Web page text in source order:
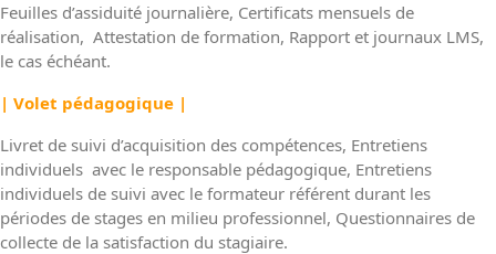
Feuilles d’assiduité journalière, Certificats mensuels de
réalisation, Attestation de formation, Rapport et journaux LMS,
le cas échéant.
| Volet pédagogique |
Livret de suivi d’acquisition des compétences, Entretiens
individuels avec le responsable pédagogique, Entretiens
individuels de suivi avec le formateur référent durant les
périodes de stages en milieu professionnel, Questionnaires de
collecte de la satisfaction du stagiaire.